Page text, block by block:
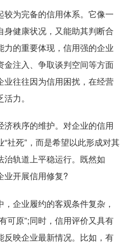
为完备的信用体系。它像一
健康状况，又能助其判断合
的重要体现，信用强的企业
金注入、争取谈判空间等方面
业往往因为信用困扰，在经营
力。
秩序的维护。对企业的信用
社死”，而是希望以此形成对其
轨道上平稳运行。既然如
业开展信用修复?
企业履约的客观条件复杂，
可原”;同时，信用评价又具有
反映企业最新情况。比如，有